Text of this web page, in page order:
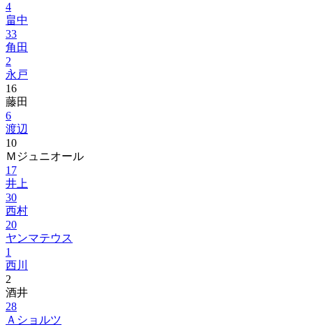
4
畠中
33
角田
2
永戸
16
藤田
6
渡辺
10
Ｍジュニオール
17
井上
30
西村
20
ヤンマテウス
1
西川
2
酒井
28
Ａショルツ